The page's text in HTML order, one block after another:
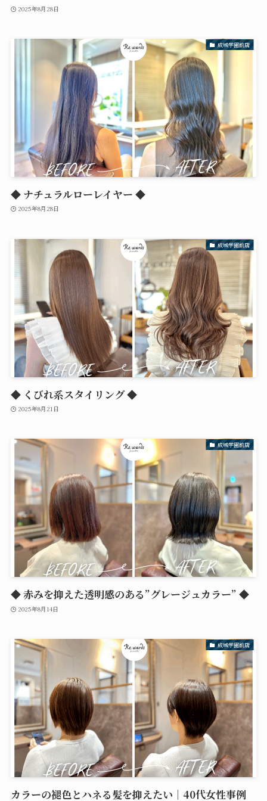
2025年8月28日
成城学園前店
◆ ナチュラルローレイヤー ◆
2025年8月28日
成城学園前店
◆ くびれ系スタイリング ◆
2025年8月21日
成城学園前店
◆ 赤みを抑えた透明感のある”グレージュカラー” ◆
2025年8月14日
成城学園前店
カラーの褪色とハネる髪を抑えたい｜40代女性事例